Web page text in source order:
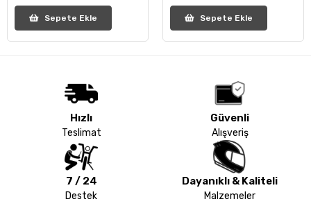
Sepete Ekle Sepete Ekle
Hızlı
Teslimat
Güvenli
Alışveriş
7 / 24
Destek
Dayanıklı & Kaliteli
Malzemeler